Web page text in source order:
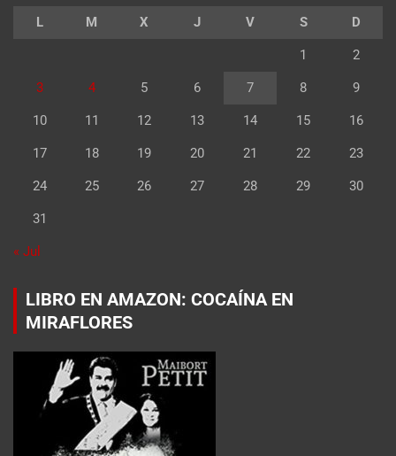
L M X J V S D
1 2
3 4 5 6 7 8 9
10 11 12 13 14 15 16
17 18 19 20 21 22 23
24 25 26 27 28 29 30
31
« Jul
LIBRO EN AMAZON: COCAÍNA EN
MIRAFLORES